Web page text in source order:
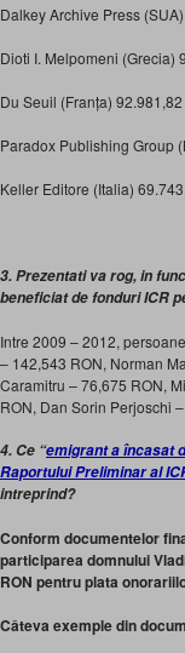
Dalkey Archive Press
Dioti I. Melpomeni (Grecia)
Du Seuil (Franța) 92.981,82
Paradox Publishing Group
Keller Editore (Italia)
3. Prezentati va rog, in
beneficiat de fonduri ICR
Intre 2009 – 2012,
– 142,543 RON, Norman
Caramitru – 76,675 RON,
RON, Dan Sorin Perjoschi
4. Ce “emigrant a încasat
Raportului Preliminar al
intreprind?
Conform documentelor
participarea domnului
RON pentru plata
Câteva exemple din